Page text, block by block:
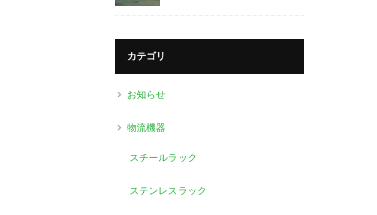
カテゴリ
お知らせ
物流機器
スチールラック
ステンレスラック